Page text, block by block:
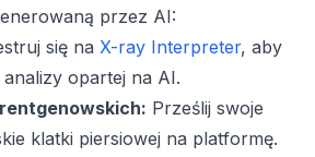
przez AI:
się na X-ray Interpreter, aby
opartej na AI.
Prześlij swoje
klatki piersiowej na platformę.